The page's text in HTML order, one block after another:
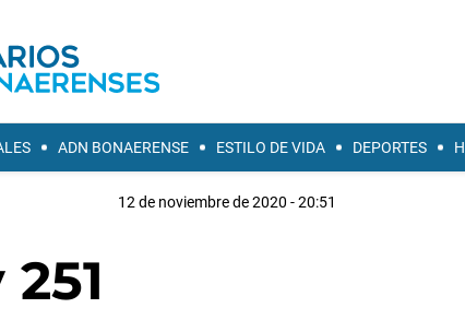
ADN BONAERENSE ESTILO DE VIDA DEPORTES
12 de noviembre de 2020 - 20:51